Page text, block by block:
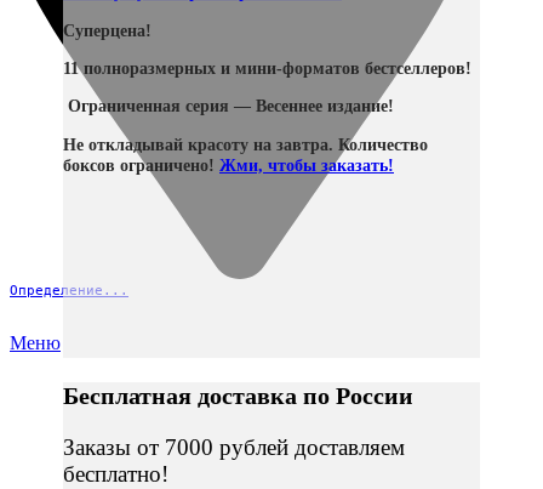
Определение...
Меню
Суперцена!
11 полноразмерных и мини-форматов бестселлеров!
Ограниченная серия — Весеннее издание!
Не откладывай красоту на завтра. Количество
боксов ограничено! Жми, чтобы заказать!
Бесплатная доставка по России
Заказы от 7000 рублей доставляем
бесплатно!